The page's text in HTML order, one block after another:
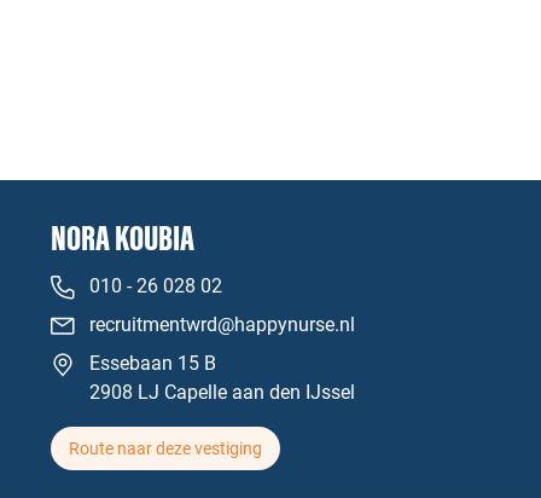
NORA KOUBIA
010 - 26 028 02
recruitmentwrd@happynurse.nl
Essebaan 15 B
2908 LJ Capelle aan den IJssel
Route naar deze vestiging